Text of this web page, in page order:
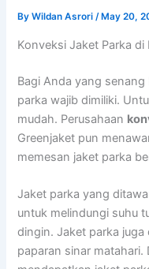
ByWildan Asrori/ May 20,
Konveksi Jaket Parka di
Bagi Anda yang
parka wajib dimiliki.
mudah. Perusahaan
Greenjaket pun
memesan jaket parka
Jaket parka yang
untuk melindungi suhu
dingin. Jaket parka
paparan sinar matahari.